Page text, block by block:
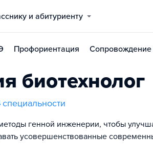
и абитуриенту
Профориентация Сопровождение
биотехнолог
специальности
генной инженерии, чтобы
усовершенствованные